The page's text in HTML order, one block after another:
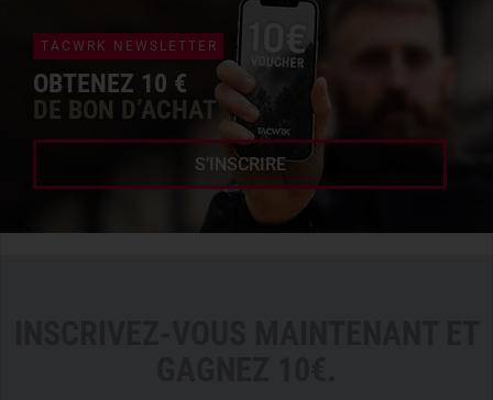
TACWRK NEWSLETTER
OBTENEZ 10 €
DE BON D’ACHAT
S’INSCRIRE